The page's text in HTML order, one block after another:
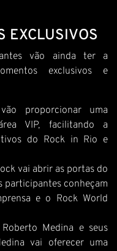
EXCLUSIVOS
vão ainda ter a
exclusivos e
proporcionar uma
VIP, facilitando a
do Rock in Rio e
vai abrir as portas do
participantes conheçam
e o Rock World
Medina e seus
vai oferecer uma